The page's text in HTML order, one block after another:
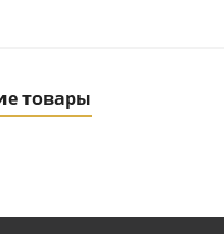
товары